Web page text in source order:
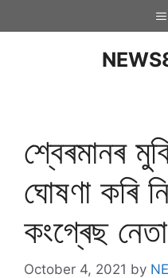
শ্বেৰমানৰ
ঘােষণা কৰি
কংগ্ৰেছ নেতা
October 4, 2021 by